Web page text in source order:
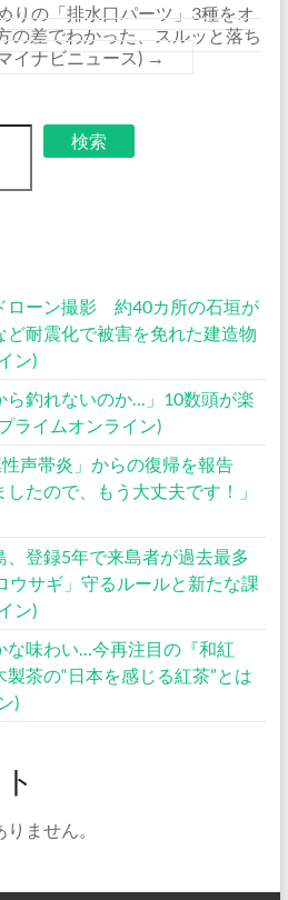
りの「排水口パーツ」3種をオ
の差でわかった、スルッと落ち
イナビニュース) →
検索
ローン撮影 約40カ所の石垣が
耐震化で被害を免れた建造物
ン)
ら釣れないのか…」10数頭が楽
ライムオンライン)
声帯炎」からの復帰を報告
したので、もう大丈夫です！」
登録5年で来島者が過去最多
サギ」守るルールと新たな課
ン)
な味わい…今再注目の『和紅
茶の“日本を感じる紅茶”とは
)
ません。